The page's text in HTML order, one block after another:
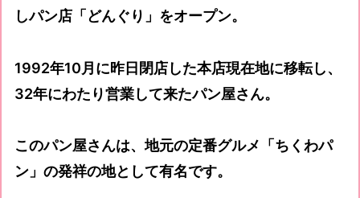
しパン店「どんぐり」をオープン。
1992年10月に昨日閉店した本店現在地に移転し、
32年にわたり営業して来たパン屋さん。
このパン屋さんは、地元の定番グルメ「ちくわパ
ン」の発祥の地として有名です。